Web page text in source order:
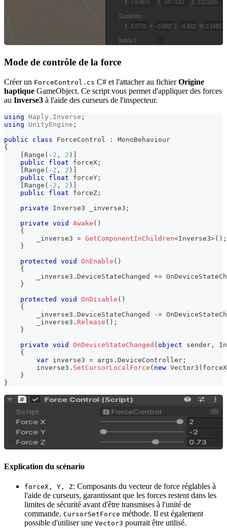
Mode de contrôle de la force
Créer un ForceControl.cs C# et l'attacher au fichierOrigine
haptique GameObject. Ce script vous permet d'appliquer des forces
au Inverse3 à l'aide des curseurs de l'inspecteur.
using Haply . Inverse ;
using
UnityEngine ;
public
class ForceControl :
MonoBehaviour
{
Range ( - 2 , 2 )
public
float forceX ;
Range ( - 2 , 2 )
public
float forceY ;
Range ( - 2 , 2 )
public
float forceZ ;
private
Inverse3 _inverse3 ;
private void Awake ( )
{
        _inverse3
= GetComponentInChildren<Inverse3>( ) ;
}
protected
void OnEnable ( )
{
        _inverse3
. DeviceStateChanged +=
}
protected
void OnDisable ( )
{
        _inverse3
. DeviceStateChanged -=
        _inverse3
. Release ( ) ;
}
private void OnDeviceStateChanged ( object sender ,
{
var inverse3 = args . DeviceController ;
        inverse3
. SetCursorLocalForce ( new Vector3 ( forceX
}
}
Explication du scénario
forceX, Y, Z: Composants du vecteur de force réglables à
l'aide de curseurs, garantissant que les forces restent dans les
limites de sécurité avant d'être transmises à l'unité de
commande. CursorSetForce méthode. Il est également
possible d'utiliser une Vector3 pourrait être utilisé.